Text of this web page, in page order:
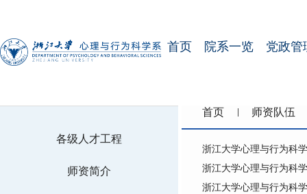
首页 院系一览 党政管
各级人才工程
师资简介
首页 师资队伍
浙江大学心理与行为科
浙江大学心理与行为科
浙江大学心理与行为科